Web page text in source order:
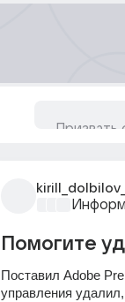
Помогите
Поставил Adobe
управления